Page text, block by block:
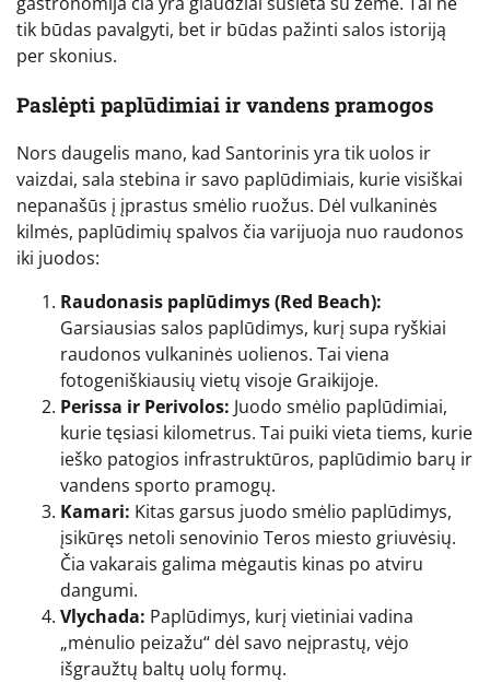
tik būdas pavalgyti, bet ir būdas pažinti salos istoriją
per skonius.
Paslėpti paplūdimiai ir vandens pramogos
Nors daugelis mano, kad Santorinis yra tik uolos ir
vaizdai, sala stebina ir savo paplūdimiais, kurie visiškai
nepanašūs į įprastus smėlio ruožus. Dėl vulkaninės
kilmės, paplūdimių spalvos čia varijuoja nuo raudonos
iki juodos:
Raudonasis paplūdimys (Red Beach):
Garsiausias salos paplūdimys, kurį supa ryškiai
raudonos vulkaninės uolienos. Tai viena
fotogeniškiausių vietų visoje Graikijoje.
Perissa ir Perivolos: Juodo smėlio paplūdimiai,
kurie tęsiasi kilometrus. Tai puiki vieta tiems, kurie
ieško patogios infrastruktūros, paplūdimio barų ir
vandens sporto pramogų.
Kamari: Kitas garsus juodo smėlio paplūdimys,
įsikūręs netoli senovinio Teros miesto griuvėsių.
Čia vakarais galima mėgautis kinas po atviru
dangumi.
Vlychada: Paplūdimys, kurį vietiniai vadina
„mėnulio peizažu“ dėl savo neįprastų, vėjo
išgraužtų baltų uolų formų.